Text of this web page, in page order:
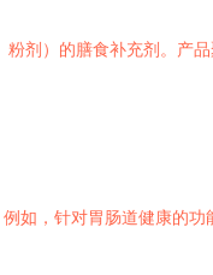
剂）的膳食补充剂。产
如，针对胃肠道健康的